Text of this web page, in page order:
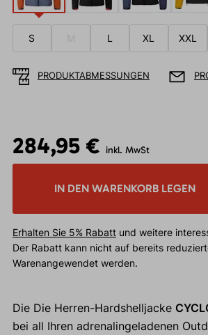
S M L XL XXL
PRODUKTABMESSUNGEN
284,95 € inkl. MwSt
IN DEN WARENKORB LEGEN
Erhalten Sie 5% Rabattund weitere
Der Rabatt kann nicht auf bereits
Warenangewendet werden.
Die Die Herren-Hardshelljacke
bei all Ihren adrenalingeladenen